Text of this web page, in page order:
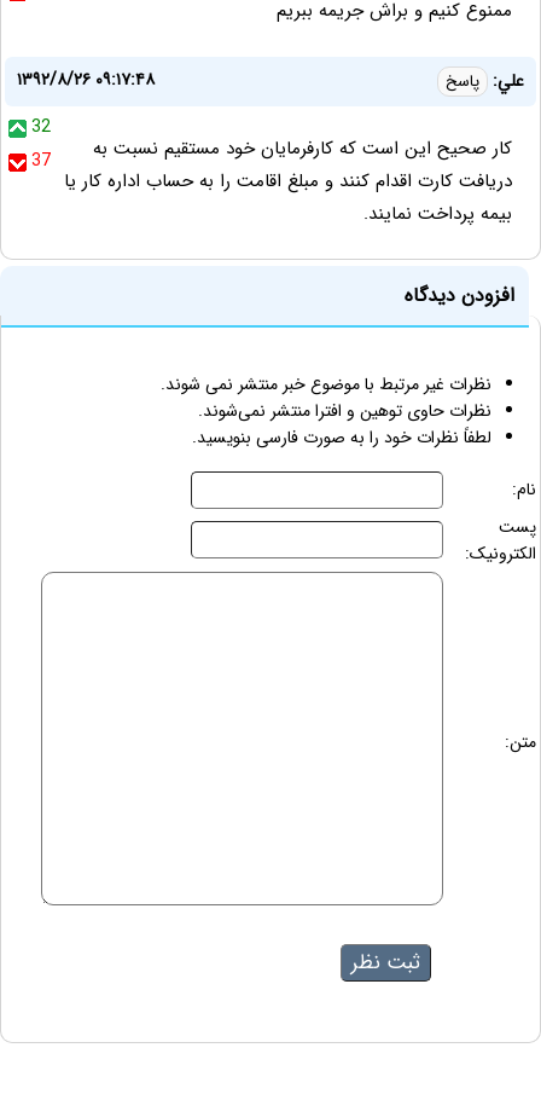
ممنوع كنيم و براش جريمه ببريم
علي: پاسخ
۱۳۹۲/۸/۲۶ ۰۹:۱۷:۴۸
32
37
كار صحيح اين است كه كارفرمايان خود مستقيم نسبت به
دريافت كارت اقدام كنند و مبلغ اقامت را به حساب اداره كار يا
بيمه پرداخت نمايند.
افزودن دیدگاه
نظرات غیر مرتبط با موضوع خبر منتشر نمی شوند.
نظرات حاوی توهین و افترا منتشر نمی‌شوند.
لطفاً نظرات خود را به صورت فارسی بنویسید.
نام:
پست
الکترونیک:
متن: